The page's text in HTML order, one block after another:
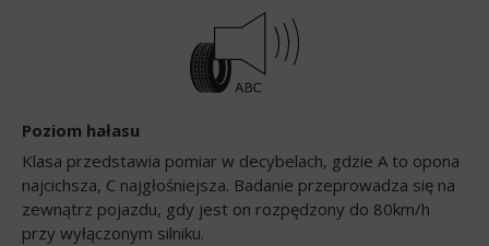
Poziom hałasu
Klasa przedstawia pomiar w decybelach, gdzie A to opona
najcichsza, C najgłośniejsza. Badanie przeprowadza się na
zewnątrz pojazdu, gdy jest on rozpędzony do 80km/h
przy wyłączonym silniku.